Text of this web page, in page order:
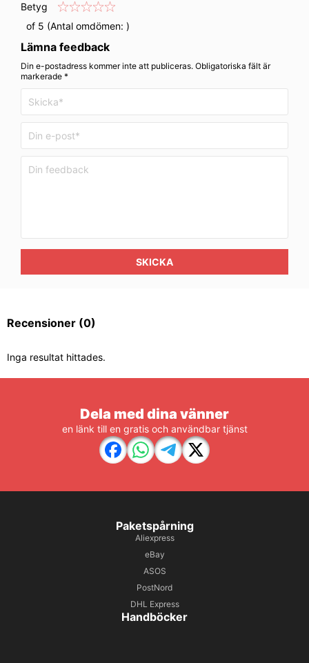
Betyg
of 5 (Antal omdömen: )
Lämna feedback
Din e-postadress kommer inte att publiceras. Obligatoriska fält är
markerade *
SKICKA
Recensioner (0)
Inga resultat hittades.
Dela med dina vänner
en länk till en gratis och användbar tjänst
Paketspårning
Aliexpress
eBay
ASOS
PostNord
DHL Express
Handböcker